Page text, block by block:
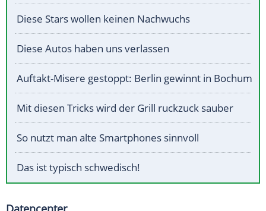
Diese Stars wollen keinen Nachwuchs
Diese Autos haben uns verlassen
Auftakt-Misere gestoppt: Berlin gewinnt in Bochum
Mit diesen Tricks wird der Grill ruckzuck sauber
So nutzt man alte Smartphones sinnvoll
Das ist typisch schwedisch!